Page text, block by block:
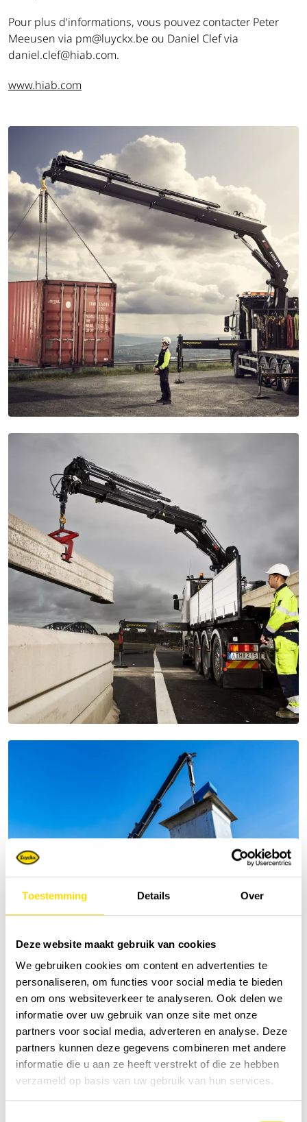
Toestemming Details Over
Deze website maakt gebruik van cookies
We gebruiken cookies om content en advertenties te
personaliseren, om functies voor social media te bieden
en om ons websiteverkeer te analyseren. Ook delen we
informatie over uw gebruik van onze site met onze
partners voor social media, adverteren en analyse. Deze
partners kunnen deze gegevens combineren met andere
informatie die u aan ze heeft verstrekt of die ze hebben
verzameld op basis van uw gebruik van hun services.
Pour plus d'informations, vous pouvez contacter Peter
Meeusen via pm@luyckx.be ou Daniel Clef via
daniel.clef@hiab.com.
www.hiab.com